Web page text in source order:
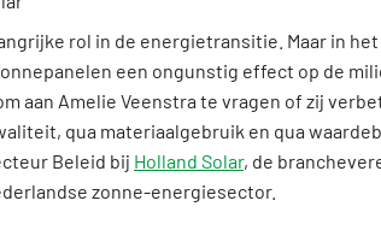
rol in de energietransitie. Maar in
een ongunstig effect op de
aan Amelie Veenstra te vragen of zij
qua materiaalgebruik en qua
Beleid bij Holland Solar, de
zonne-energiesector.